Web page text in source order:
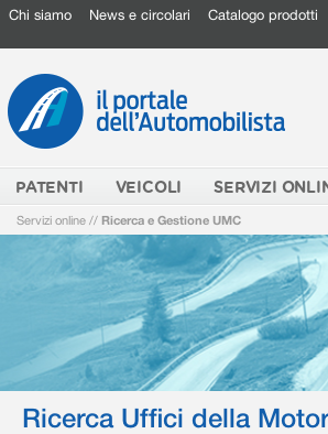
Chi siamo News e circolari Catalogo prodotti
PATENTI VEICOLI SERVIZI
Servizi online // Ricerca e Gestione UMC
Ricerca Uffici della